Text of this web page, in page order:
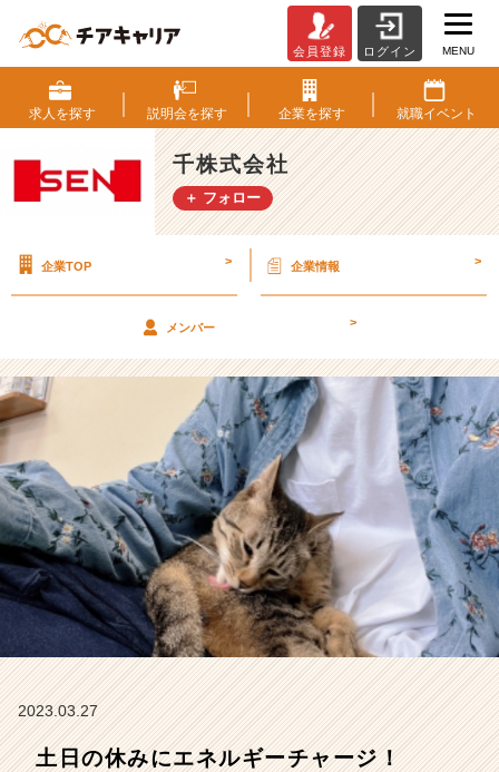
日
の
休
み
に
エ
ー
ー
ジ！
【千
株
式
会
社
の
タ
イ
ム
ラ
イ
チ
会員登録 ログイン MENU
求人を探す 説明会を探す 企業を探す 就職イベント
千株式会社
＋ フォロー
企業TOP > 企業情報 >
メンバー >
2023.03.27
土日の休みにエネルギーチャージ！